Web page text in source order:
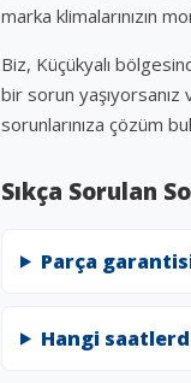
marka klimalarınızın
Biz, Küçükyalı
bir sorun
sorunlarınıza çözüm
Sıkça Sorulan
Parça
Hangi